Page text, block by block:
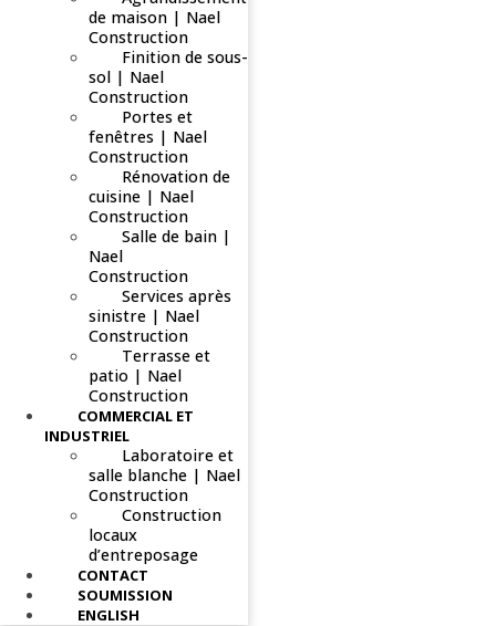
de maison | Nael
Construction
Finition de sous-
sol | Nael
Construction
Portes et
fenêtres | Nael
Construction
Rénovation de
cuisine | Nael
Construction
Salle de bain |
Nael
Construction
Services après
sinistre | Nael
Construction
Terrasse et
patio | Nael
Construction
COMMERCIAL ET
INDUSTRIEL
Laboratoire et
salle blanche | Nael
Construction
Construction
locaux
d’entreposage
CONTACT
SOUMISSION
ENGLISH